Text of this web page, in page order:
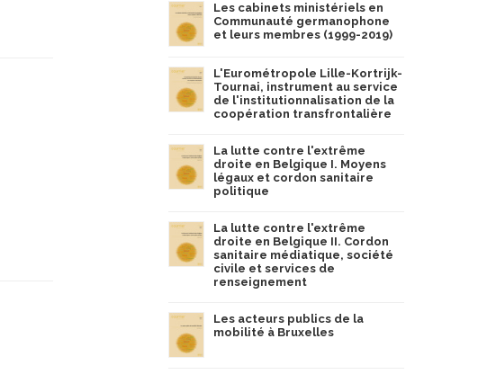
Les cabinets ministériels en
Communauté germanophone
et leurs membres (1999-2019)
L'Eurométropole Lille-Kortrijk-
Tournai, instrument au service
de l'institutionnalisation de la
coopération transfrontalière
La lutte contre l'extrême
droite en Belgique I. Moyens
légaux et cordon sanitaire
politique
La lutte contre l'extrême
droite en Belgique II. Cordon
sanitaire médiatique, société
civile et services de
renseignement
Les acteurs publics de la
mobilité à Bruxelles